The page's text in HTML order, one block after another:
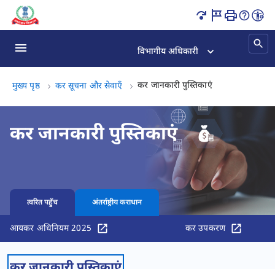
कर जानकारी पुस्तिकाएं पृष्ठ लोड हो गया
विभागीय अधिकारी
मुख्य पृष्ठ कर सूचना और सेवाएँ कर जानकारी पुस्तिकाएंकर जानकारी
कर जानकारी पुस्तिकाएं
त्वरित पहुँच अंतर्राष्ट्रीय कराधान
आयकर अधिनियम 2025 कर उपकरण